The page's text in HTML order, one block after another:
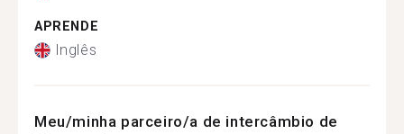
APRENDE
Inglês
Meu/minha parceiro/a de intercâmbio de